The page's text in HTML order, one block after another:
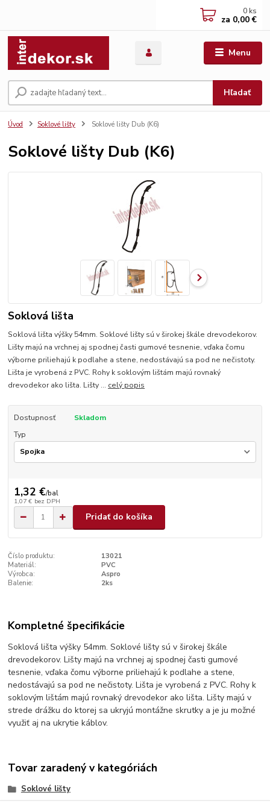
Menu
Hľadať
0 ks
za 0,00 €
Úvod Soklové lišty Soklové lišty Dub (K6)
Soklové lišty Dub (K6)
Soklová lišta
Soklová lišta výšky 54mm. Soklové lišty sú v širokej škále drevodekorov.
Lišty majú na vrchnej aj spodnej časti gumové tesnenie, vďaka čomu
výborne priliehajú k podlahe a stene, nedostávajú sa pod ne nečistoty.
Lišta je vyrobená z PVC. Rohy k soklovým lištám majú rovnaký
drevodekor ako lišta. Lišty ... celý popis
Dostupnosť
Skladom
Typ
1,32 €/bal
1,07 € bez DPH
Pridať do košíka
Číslo produktu:
13021
Materiál:
PVC
Výrobca:
Aspro
Balenie:
2ks
Kompletné špecifikácie
Soklová lišta výšky 54mm. Soklové lišty sú v širokej škále
drevodekorov. Lišty majú na vrchnej aj spodnej časti gumové
tesnenie, vďaka čomu výborne priliehajú k podlahe a stene,
nedostávajú sa pod ne nečistoty. Lišta je vyrobená z PVC. Rohy k
soklovým lištám majú rovnaký drevodekor ako lišta. Lišty majú v
strede drážku do ktorej sa ukryjú montážne skrutky a je ju možné
využiť aj na ukrytie káblov.
Tovar zaradený v kategóriách
Soklové lišty